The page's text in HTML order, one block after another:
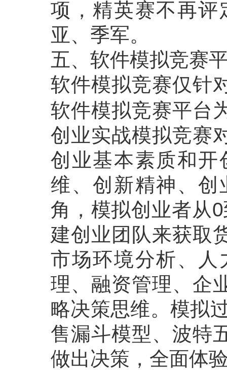
项，精英赛不再
亚、季军。
五、软件模拟竞赛
软件模拟竞赛仅针
软件模拟竞赛平台
创业实战模拟竞赛
创业基本素质和
维、创新精神、
角，模拟创业者从
建创业团队来获取
市场环境分析、
理、融资管理、企
略决策思维。模拟
售漏斗模型、波特
做出决策，全面体